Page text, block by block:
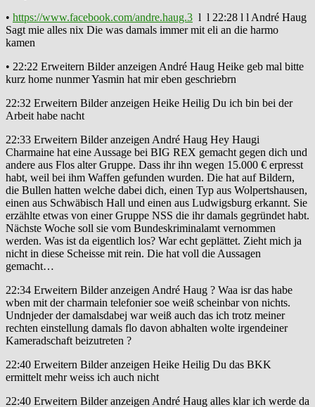
• https://www.facebook.com/andre.haug.3 l l 22:28 l l André Haug
Sagt mie alles nix Die was damals immer mit eli an die harmo
kamen
• 22:22 Erweitern Bilder anzeigen André Haug Heike geb mal bitte
kurz home nunmer Yasmin hat mir eben geschriebrn
22:32 Erweitern Bilder anzeigen Heike Heilig Du ich bin bei der
Arbeit habe nacht
22:33 Erweitern Bilder anzeigen André Haug Hey Haugi
Charmaine hat eine Aussage bei BIG REX gemacht gegen dich und
andere aus Flos alter Gruppe. Dass ihr ihn wegen 15.000 € erpresst
habt, weil bei ihm Waffen gefunden wurden. Die hat auf Bildern,
die Bullen hatten welche dabei dich, einen Typ aus Wolpertshausen,
einen aus Schwäbisch Hall und einen aus Ludwigsburg erkannt. Sie
erzählte etwas von einer Gruppe NSS die ihr damals gegründet habt.
Nächste Woche soll sie vom Bundeskriminalamt vernommen
werden. Was ist da eigentlich los? War echt geplättet. Zieht mich ja
nicht in diese Scheisse mit rein. Die hat voll die Aussagen
gemacht…
22:34 Erweitern Bilder anzeigen André Haug ? Waa isr das habe
wben mit der charmain telefonier soe weiß scheinbar von nichts.
Undnjeder der damalsdabej war weiß auch das ich trotz meiner
rechten einstellung damals flo davon abhalten wolte irgendeiner
Kameradschaft beizutreten ?
22:40 Erweitern Bilder anzeigen Heike Heilig Du das BKK
ermittelt mehr weiss ich auch nicht
22:40 Erweitern Bilder anzeigen André Haug alles klar ich werde da